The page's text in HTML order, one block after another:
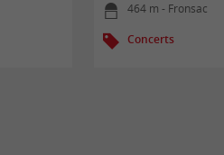
464 m - Fronsac
Concerts